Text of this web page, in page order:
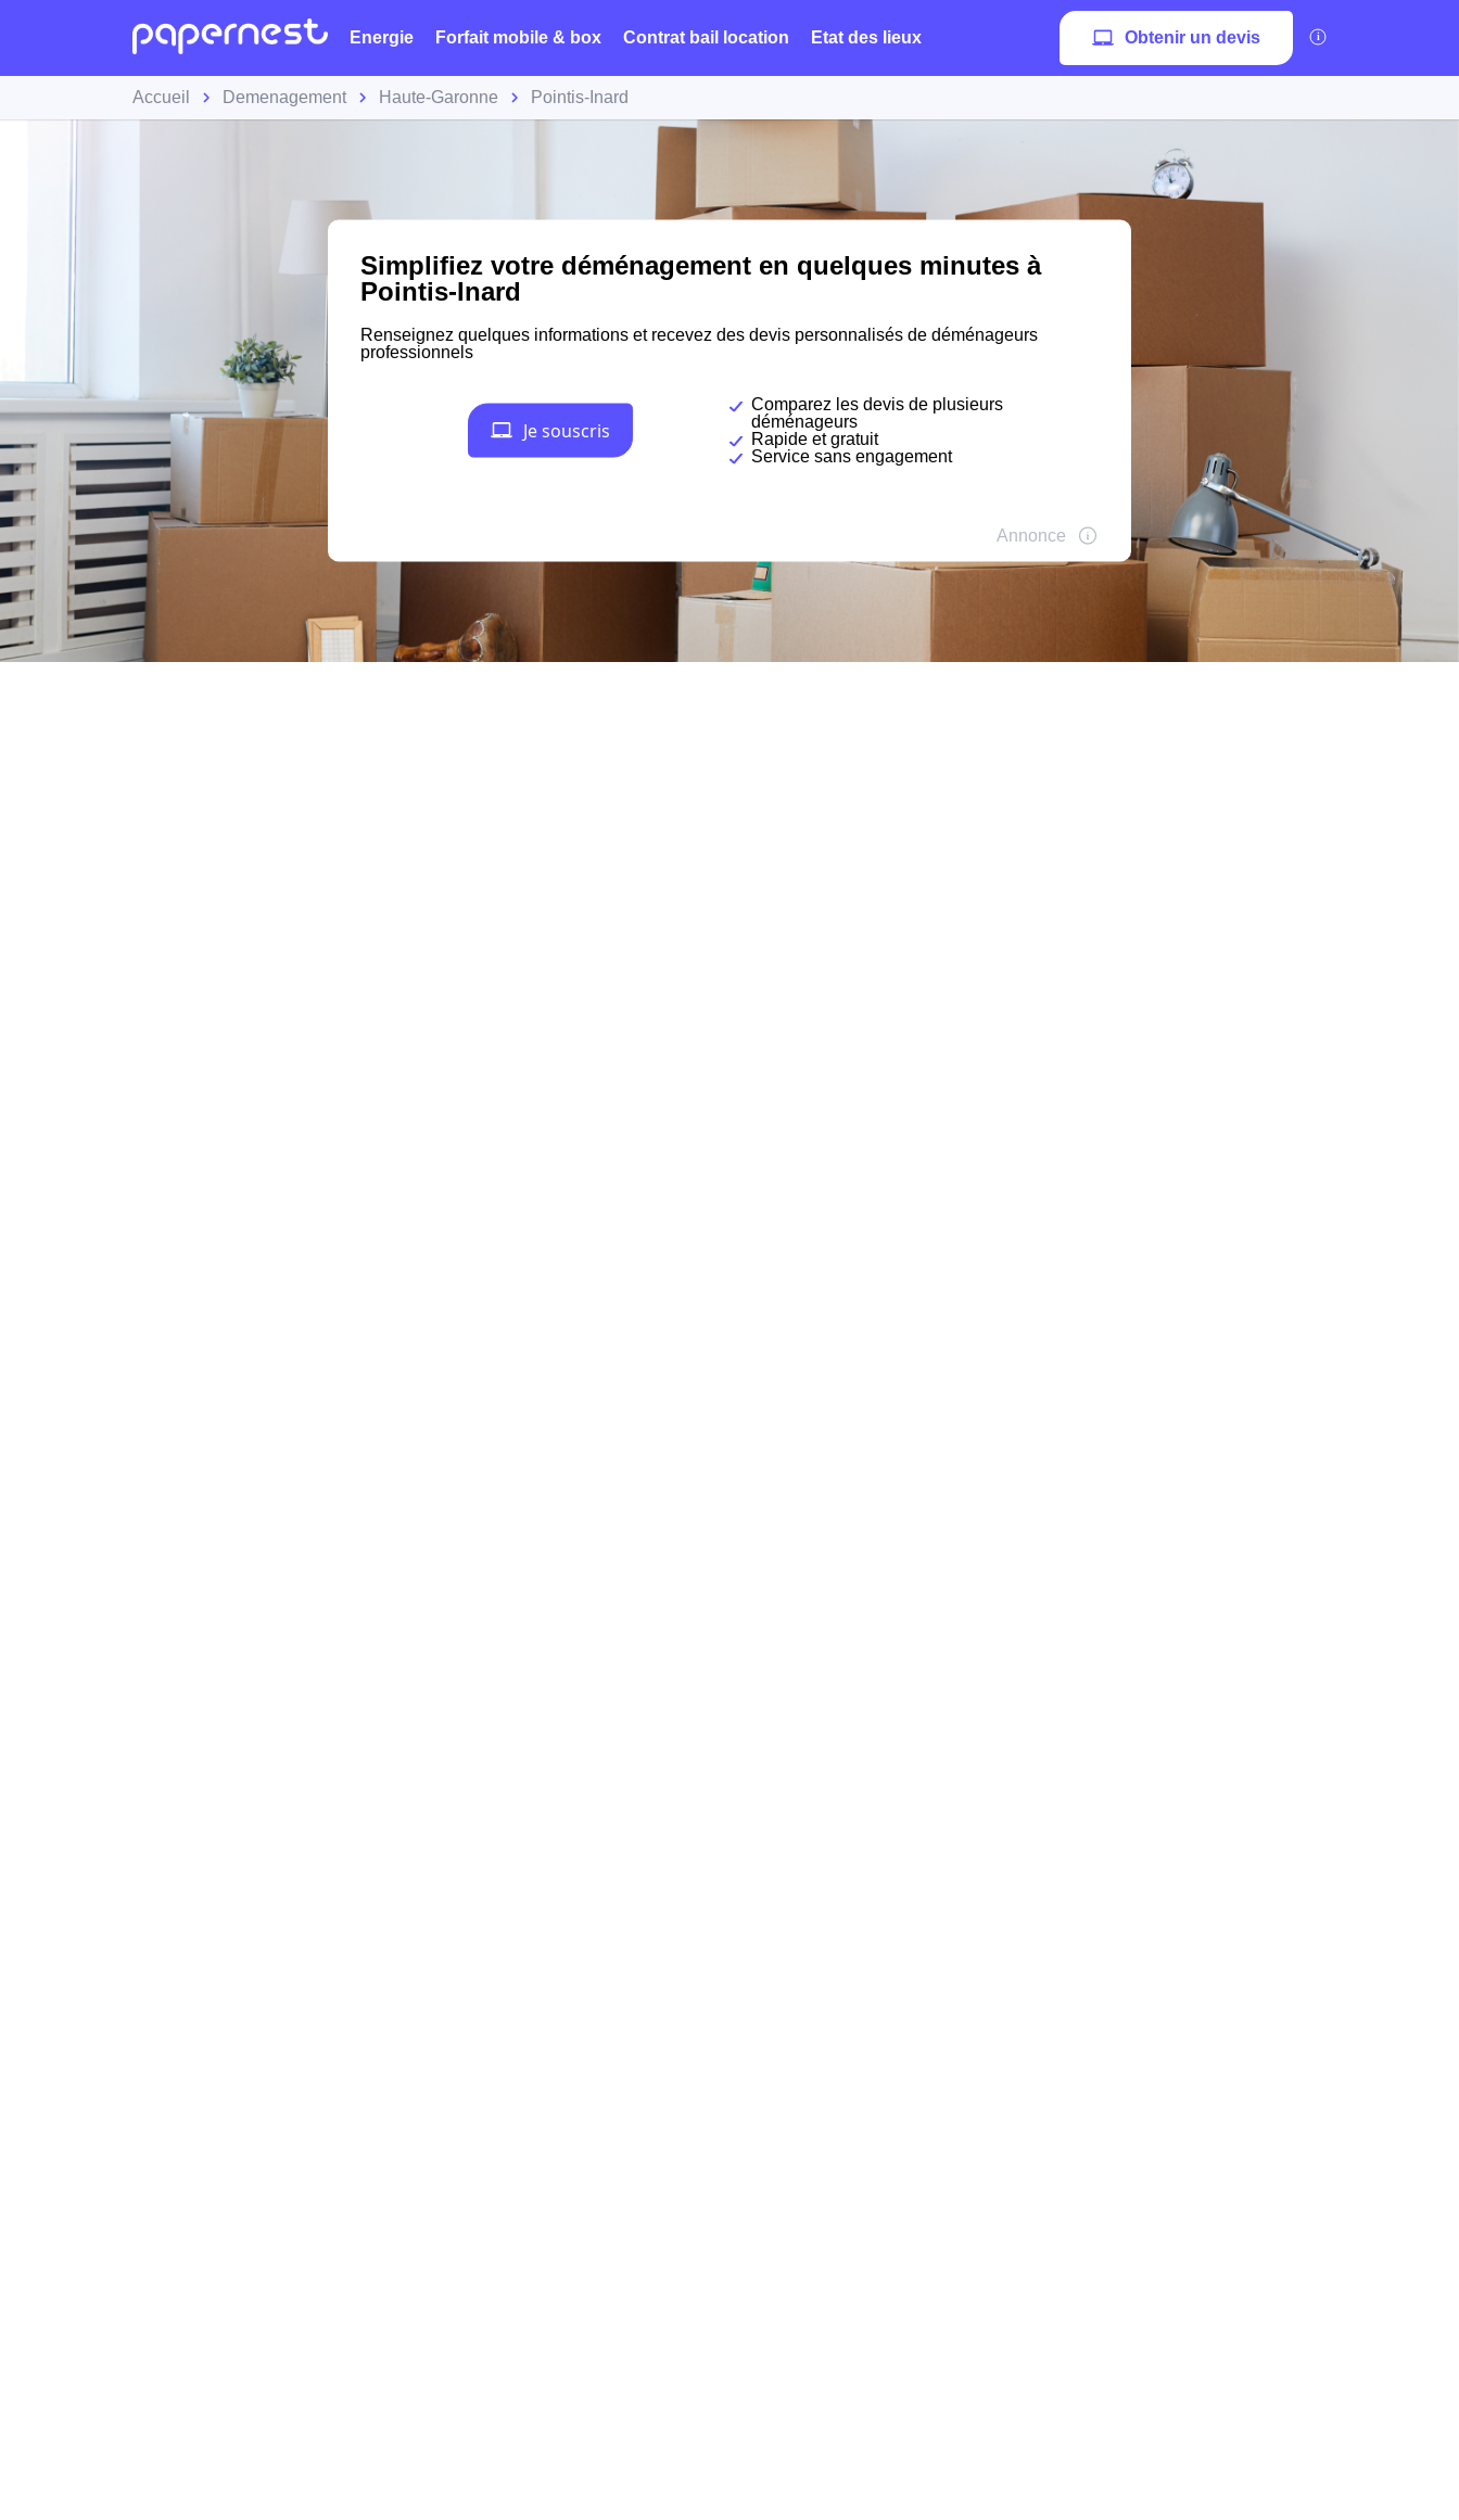
Energie Forfait mobile & box Contrat bail location Etat des lieux Obtenir un devis
Accueil Demenagement Haute-Garonne Pointis-Inard